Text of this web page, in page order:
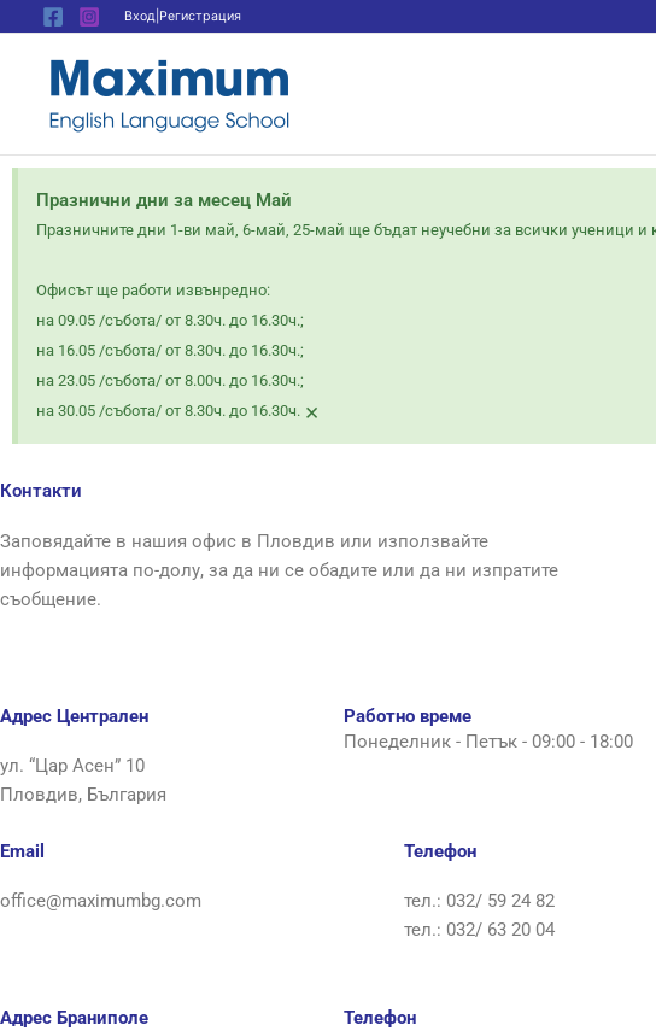
to
content
Вход|Регистрация
Празнични дни за месец Май
Празничните дни 1-ви май, 6-май, 25-май ще бъдат неучебни за всички ученици
Офисът ще работи извънредно:
на 09.05 /събота/ от 8.30ч. до 16.30ч.;
на 16.05 /събота/ от 8.30ч. до 16.30ч.;
на 23.05 /събота/ от 8.00ч. до 16.30ч.;
на 30.05 /събота/ от 8.30ч. до 16.30ч. ×
Контакти
Заповядайте в нашия офис в Пловдив или използвайте
информацията по-долу, за да ни се обадите или да ни изпратите
съобщение.
Адрес Централен
ул. “Цар Асен” 10
Пловдив, България
Работно време
Понеделник - Петък - 09:00 - 18:00
Email
office@maximumbg.com
Телефон
тел.: 032/ 59 24 82
тел.: 032/ 63 20 04
Адрес Браниполе
Телефон